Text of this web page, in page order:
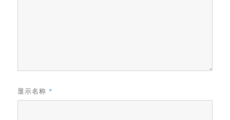
显示名称 *